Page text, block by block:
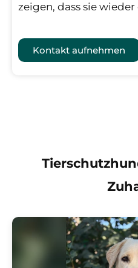
zeigen, dass sie
Kontakt aufnehmen